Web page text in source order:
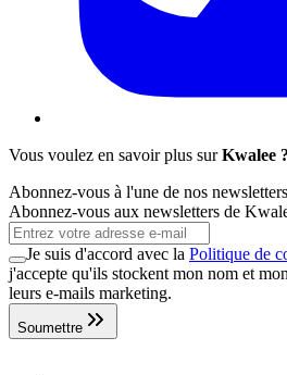
Vous voulez en savoir plus surKwalee ?
Abonnez-vous à l'une de nos
Abonnez-vous aux newsletters de
Je suis d'accord avec la Politique de
j'accepte qu'ils stockent mon nom et
leurs e-mails marketing.
Soumettre